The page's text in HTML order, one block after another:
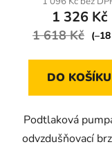
je
3,3
5
1 326 Kč
1 618 Kč
DO KOŠÍKU
Podtlaková
odvzdušňovací